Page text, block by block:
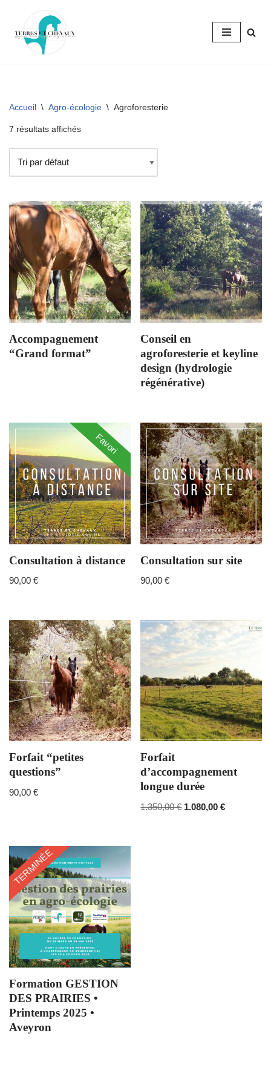
Aller
Accueil \ Agro-écologie \ Agroforesterie
7 résultats affichés
Accompagnement
“Grand format”
Conseil en
agroforesterie et keyline
design (hydrologie
régénérative)
Favori
Consultation à distance
90,00 €
Consultation sur site
90,00€
Forfait “petites
questions”
90,00 €
Forfait
d’accompagnement
longue durée
1.350,00€ 1.080,00€
TERMINÉE
Formation GESTION
DES PRAIRIES •
Printemps 2025 •
Aveyron